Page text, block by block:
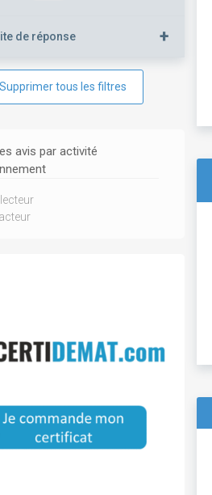
de réponse +
Supprimer tous les filtres
avis par activité